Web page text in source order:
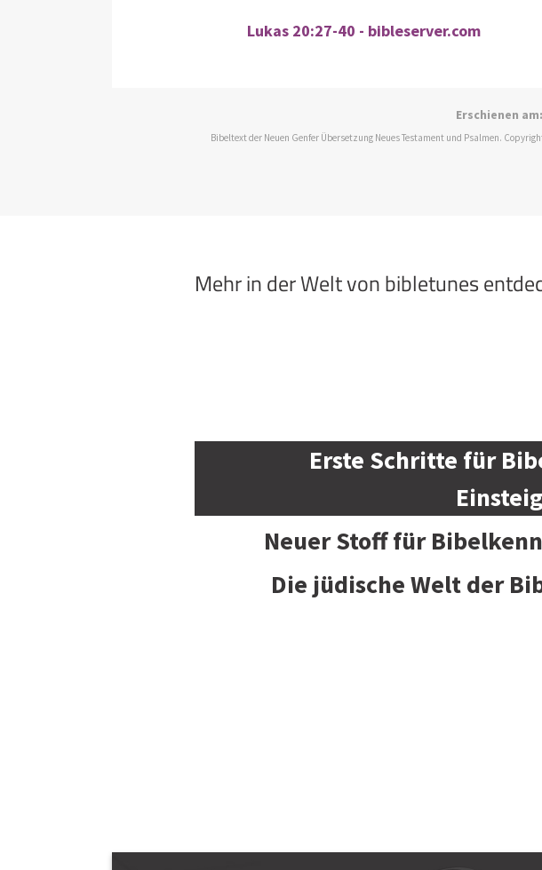
Lukas 20:27-40 - bibleserver.com
Erschienen am:
Bibeltext der Neuen Genfer Übersetzung Neues Testament und Psalmen.
Mehr in der Welt von bibletunes
Erste Schritte für
Neuer Stoff für
Die jüdische Welt der